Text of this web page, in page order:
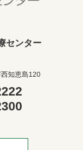
センター
知恵島120